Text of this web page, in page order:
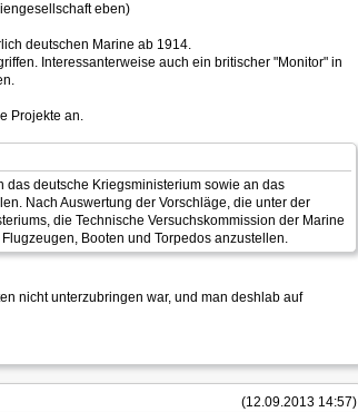
eben)
deutschen Marine ab 1914.
Interessanterweise auch ein britischer "Monitor" in
Projekte an.
das deutsche Kriegsministerium sowie an das
Nach Auswertung der Vorschläge, die unter der
die Technische Versuchskommission der Marine
Booten und Torpedos anzustellen.
nicht unterzubringen war, und man deshlab auf
(12.09.2013 14:57)